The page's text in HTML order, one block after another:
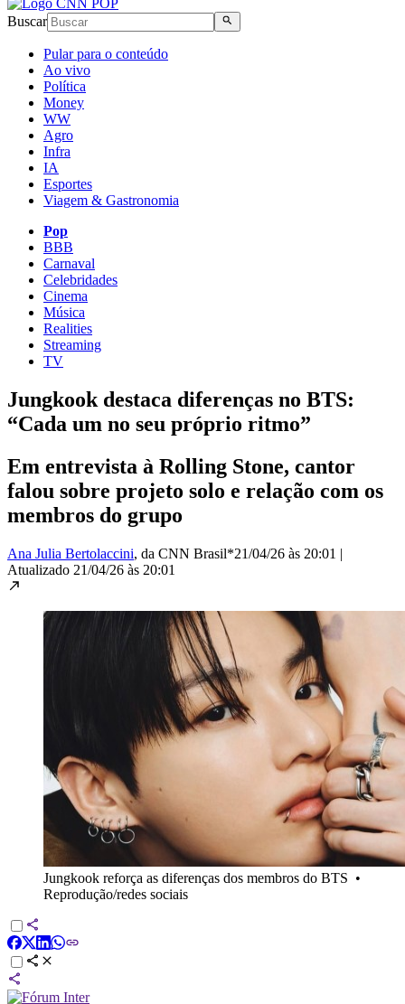
Buscar
Pular para o conteúdo
Ao vivo
Política
Money
WW
Agro
Infra
IA
Esportes
Viagem & Gastronomia
Pop
BBB
Carnaval
Celebridades
Cinema
Música
Realities
Streaming
TV
Jungkook destaca diferenças no BTS:
“Cada um no seu próprio ritmo”
Em entrevista à Rolling Stone, cantor
falou sobre projeto solo e relação com os
membros do grupo
Ana Julia Bertolaccini, da CNN Brasil*21/04/26 às 20:01 |
Atualizado 21/04/26 às 20:01
Jungkook reforça as diferenças dos membros do BTS •
Reprodução/redes sociais